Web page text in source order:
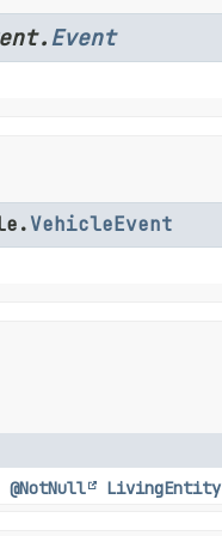
Event
VehicleEvent
@NotNull LivingEntity